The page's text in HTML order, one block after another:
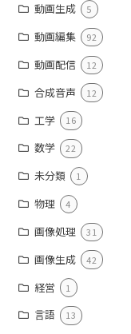
動画生成 5
動画編集 92
動画配信 12
合成音声 12
工学 16
数学 22
未分類 1
物理 4
画像処理 31
画像生成 42
経営 1
言語 13